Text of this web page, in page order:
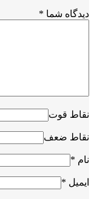
دیدگاه شما *
نقاط قوت
نقاط ضعف
نام *
ایمیل *